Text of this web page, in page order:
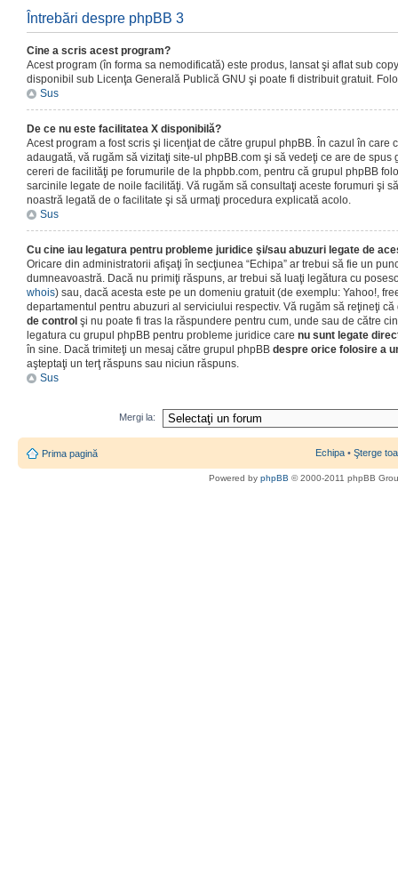
Întrebări despre phpBB 3
Cine a scris acest program?
Acest program (în forma sa nemodificată) este produs, lansat şi aflat sub
disponibil sub Licenţa Generală Publică GNU şi poate fi distribuit gratuit.
Sus
De ce nu este facilitatea X disponibilă?
Acest program a fost scris şi licenţiat de către grupul phpBB. În cazul în care
adaugată, vă rugăm să vizitaţi site-ul phpBB.com şi să vedeţi ce are de
cereri de facilităţi pe forumurile de la phpbb.com, pentru că grupul phpBB
sarcinile legate de noile facilităţi. Vă rugăm să consultaţi aceste forumuri şi
noastră legată de o facilitate şi să urmaţi procedura explicată acolo.
Sus
Cu cine iau legatura pentru probleme juridice şi/sau abuzuri legate de
Oricare din administratorii afişaţi în secţiunea “Echipa” ar trebui să fie un
dumneavoastră. Dacă nu primiţi răspuns, ar trebui să luaţi legătura cu
whois) sau, dacă acesta este pe un domeniu gratuit (de exemplu: Yahoo!,
departamentul pentru abuzuri al serviciului respectiv. Vă rugăm să reţineţi
de control şi nu poate fi tras la răspundere pentru cum, unde sau de către
legatura cu grupul phpBB pentru probleme juridice care nu sunt legate
în sine. Dacă trimiteţi un mesaj către grupul phpBB despre orice folosire a
aşteptaţi un terţ răspuns sau niciun răspuns.
Sus
Mergi la:
Prima pagină Echipa • Şterge
Powered by phpBB © 2000-2011 phpBB